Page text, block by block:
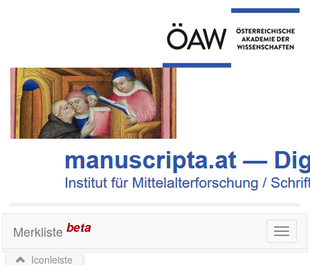
Toggle
Merkliste beta
Iconleiste